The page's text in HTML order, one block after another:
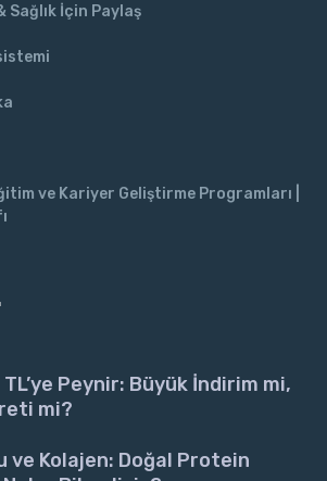
Sağlık İçin Paylaş
ve Kariyer Geliştirme Programları |
TL’ye Peynir: Büyük İndirim mi,
mi?
ve Kolajen: Doğal Protein